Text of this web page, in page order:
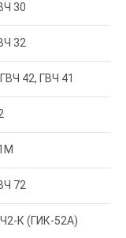
30
32
42, ГВЧ 41
72
К (ГИК-52А)